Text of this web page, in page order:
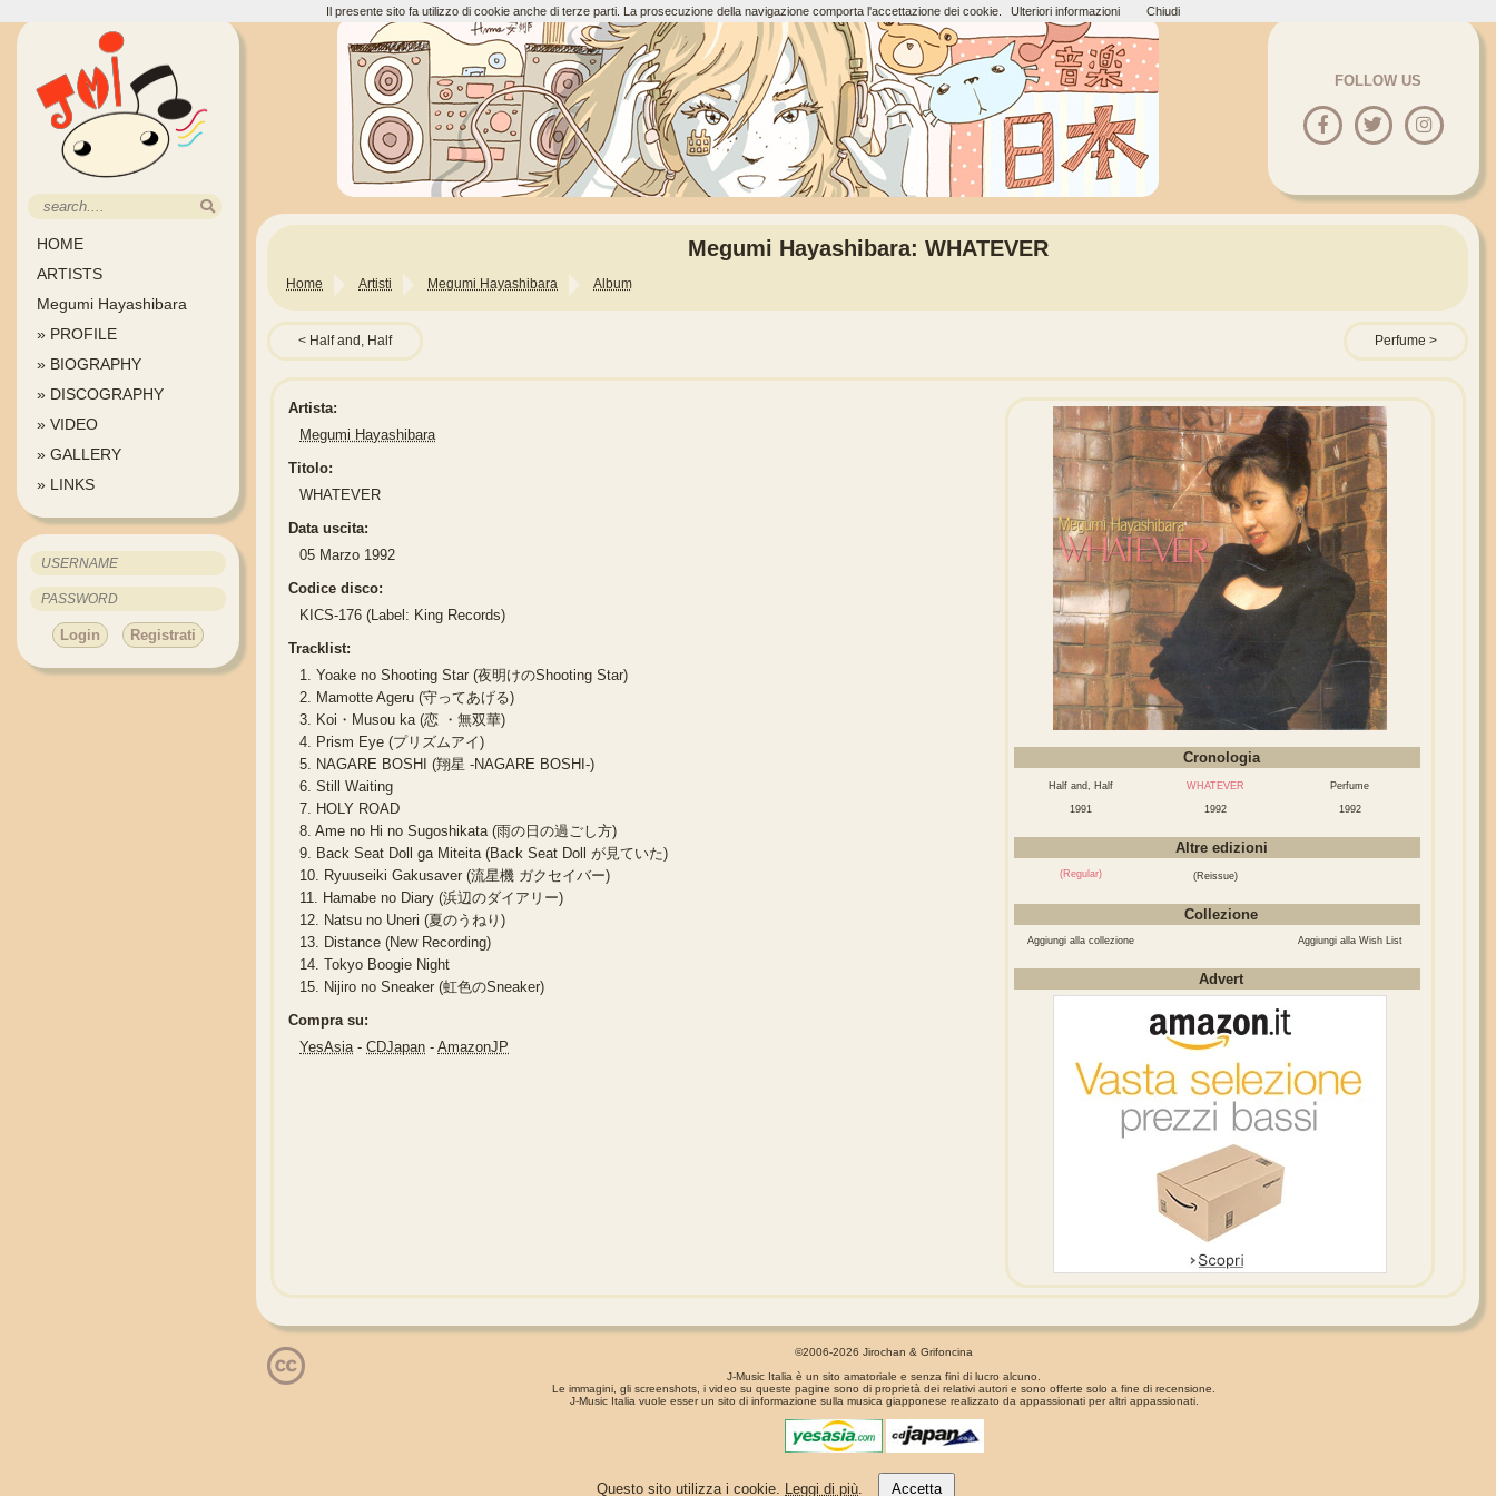
Questo sito utilizza i cookie. Leggi di più. Accetta
HOME
ARTISTS
Megumi Hayashibara
» PROFILE
» BIOGRAPHY
» DISCOGRAPHY
» VIDEO
» GALLERY
» LINKS
Login Registrati
FOLLOW US
Megumi Hayashibara: WHATEVER
Home Artisti Megumi Hayashibara Album
Half and, Half Perfume
Cronologia
Half and, Half
1991
WHATEVER
1992
Perfume
1992
Altre edizioni
(Regular) (Reissue)
Collezione
Aggiungi alla collezione Aggiungi alla Wish List
Advert
Artista:
Megumi Hayashibara
Titolo:
WHATEVER
Data uscita:
05 Marzo 1992
Codice disco:
KICS-176 (Label: King Records)
Tracklist:
1. Yoake no Shooting Star (夜明けのShooting Star)
2. Mamotte Ageru (守ってあげる)
3. Koi・Musou ka (恋 ・無双華)
4. Prism Eye (プリズムアイ)
5. NAGARE BOSHI (翔星 -NAGARE BOSHI-)
6. Still Waiting
7. HOLY ROAD
8. Ame no Hi no Sugoshikata (雨の日の過ごし方)
9. Back Seat Doll ga Miteita (Back Seat Doll が見ていた)
10. Ryuuseiki Gakusaver (流星機 ガクセイバー)
11. Hamabe no Diary (浜辺のダイアリー)
12. Natsu no Uneri (夏のうねり)
13. Distance (New Recording)
14. Tokyo Boogie Night
15. Nijiro no Sneaker (虹色のSneaker)
Compra su:
YesAsia-CDJapan -AmazonJP
©2006-2026 Jirochan & Grifoncina
J-Music Italia è un sito amatoriale e senza fini di lucro alcuno.
Le immagini, gli screenshots, i video su queste pagine sono di proprietà dei relativi autori e sono offerte solo a fine di recensione.
J-Music Italia vuole esser un sito di informazione sulla musica giapponese realizzato da appassionati per altri appassionati.
Privacy
Il presente sito fa utilizzo di cookie anche di terze parti. La prosecuzione della navigazione comporta l'accettazione dei cookie. Ulteriori informazioni Chiudi